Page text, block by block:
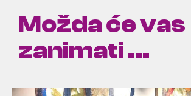
Možda će vas
zanimati ...